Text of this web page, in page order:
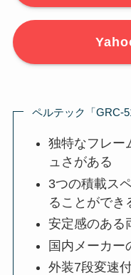
ペルテック「GRC-
独特なフレー
ュさがある
3つの積載ス
ることができ
安定感のある
国内メーカー
外装7段変速